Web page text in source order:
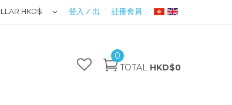
HKD$ 登入 / 出 註冊會員
0
TOTAL HKD$0